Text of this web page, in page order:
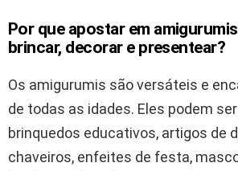
Por que apostar em
brincar, decorar e presentear?
Os amigurumis são versáteis e
de todas as idades. Eles podem
brinquedos educativos, artigos de
chaveiros, enfeites de festa,